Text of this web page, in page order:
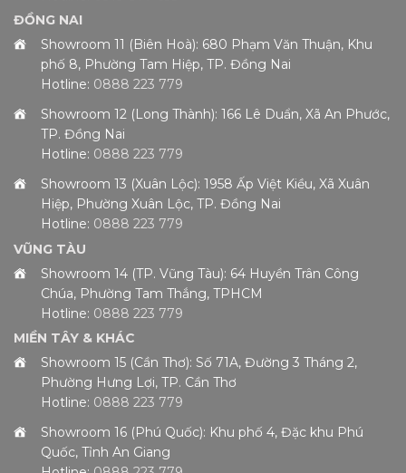
ĐỒNG NAI
Showroom 11 (Biên Hoà): 680 Phạm Văn Thuận, Khu
phố 8, Phường Tam Hiệp, TP. Đồng Nai
Hotline: 0888 223 779
Showroom 12 (Long Thành): 166 Lê Duẩn, Xã An Phước,
TP. Đồng Nai
Hotline: 0888 223 779
Showroom 13 (Xuân Lộc): 1958 Ấp Việt Kiều, Xã Xuân
Hiệp, Phường Xuân Lộc, TP. Đồng Nai
Hotline: 0888 223 779
VŨNG TÀU
Showroom 14 (TP. Vũng Tàu): 64 Huyền Trân Công
Chúa, Phường Tam Thắng, TPHCM
Hotline: 0888 223 779
MIỀN TÂY & KHÁC
Showroom 15 (Cần Thơ): Số 71A, Đường 3 Tháng 2,
Phường Hưng Lợi, TP. Cần Thơ
Hotline: 0888 223 779
Showroom 16 (Phú Quốc): Khu phố 4, Đặc khu Phú
Quốc, Tỉnh An Giang